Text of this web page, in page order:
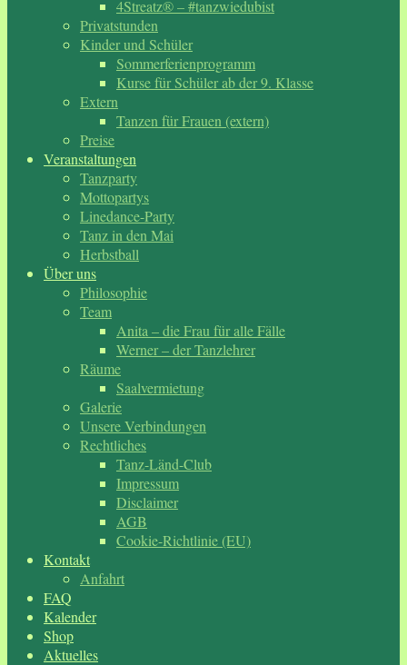
4Streatz® – #tanzwiedubist
Privatstunden
Kinder und Schüler
Sommerferienprogramm
Kurse für Schüler ab der 9. Klasse
Extern
Tanzen für Frauen (extern)
Preise
Veranstaltungen
Tanzparty
Mottopartys
Linedance-Party
Tanz in den Mai
Herbstball
Über uns
Philosophie
Team
Anita – die Frau für alle Fälle
Werner – der Tanzlehrer
Räume
Saalvermietung
Galerie
Unsere Verbindungen
Rechtliches
Tanz-Länd-Club
Impressum
Disclaimer
AGB
Cookie-Richtlinie (EU)
Kontakt
Anfahrt
FAQ
Kalender
Shop
Aktuelles